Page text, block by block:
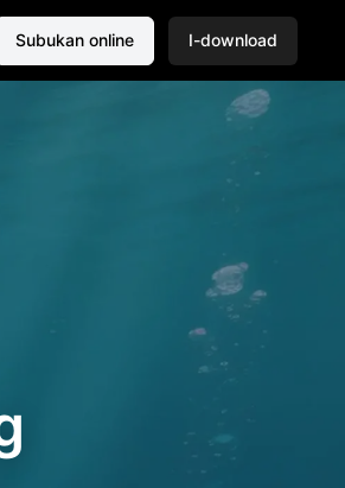
Subukan online I-download